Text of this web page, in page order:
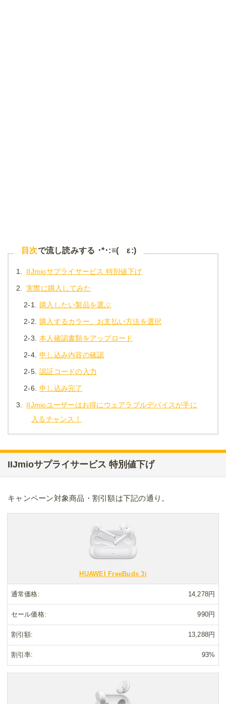
目次で流し読みする ･*･:≡( ε:)
1. IIJmioサプライサービス 特別値下げ
2. 実際に購入してみた
2-1. 購入したい製品を選ぶ
2-2. 購入するカラー、お支払い方法を選択
2-3. 本人確認書類をアップロード
2-4. 申し込み内容の確認
2-5. 認証コードの入力
2-6. 申し込み完了
3.
IIJmioユーザーはお得にウェアラブルデバイスが手に
入るチャンス！
IIJmioサプライサービス 特別値下げ
キャンペーン対象商品・割引額は下記の通り。
HUAWEI FreeBuds 3i
通常価格 14,278円
セール価格 990円
割引額 13,288円
割引率 93%